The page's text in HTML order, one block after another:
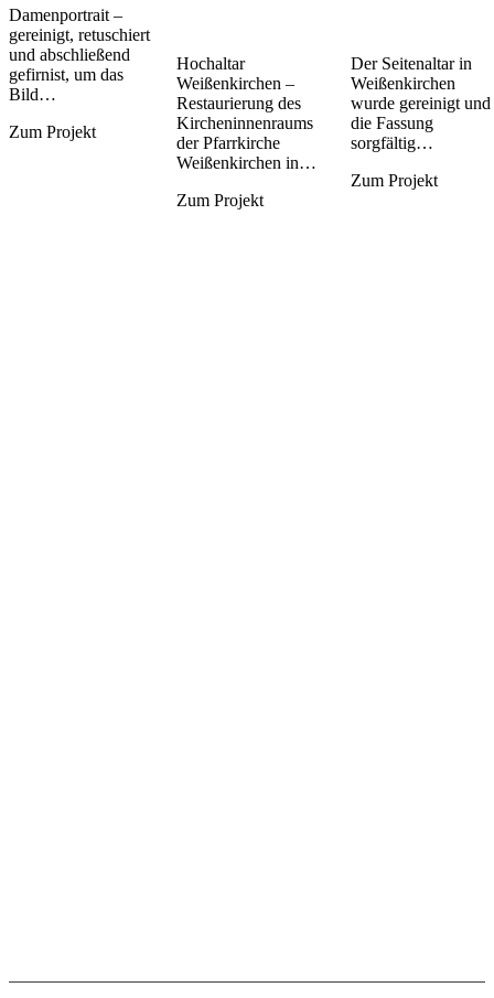
Damenportrait –
gereinigt, retuschiert
und abschließend
gefirnist, um das
Bild…
Zum Projekt
Hochaltar
Weißenkirchen –
Restaurierung des
Kircheninnenraums
der Pfarrkirche
Weißenkirchen in…
Zum Projekt
Der Seitenaltar in
Weißenkirchen
wurde gereinigt und
die Fassung
sorgfältig…
Zum Projekt